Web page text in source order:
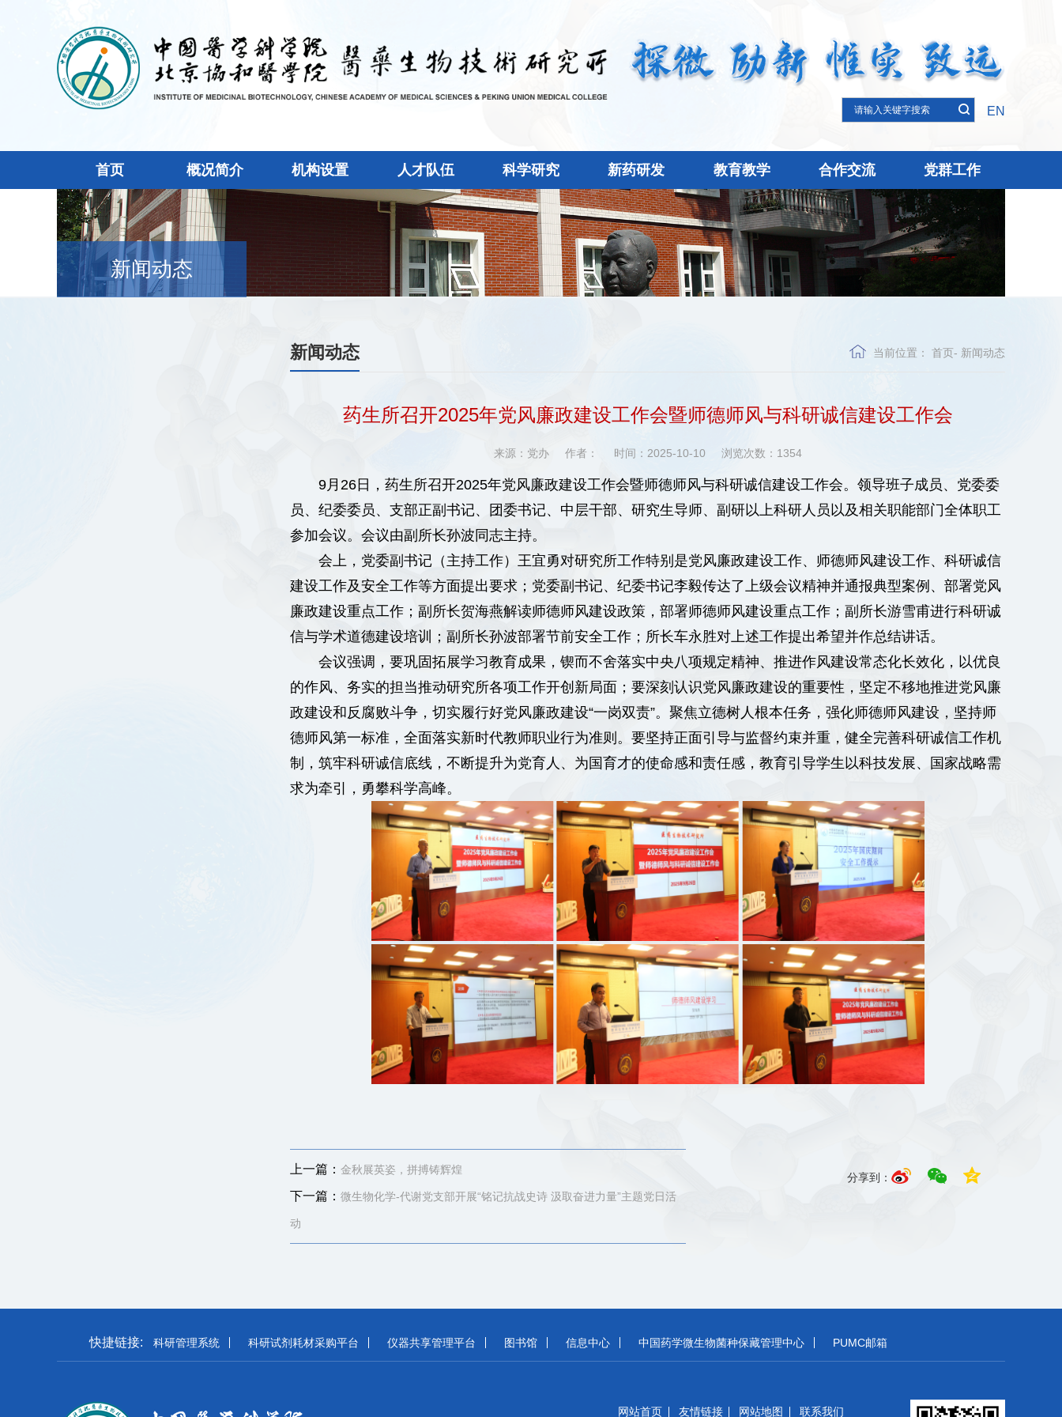
EN
首页 概况简介 机构设置 人才队伍 科学研究 新药研发 教育教学 合作交流 党群工作
新闻动态
新闻动态 当前位置： 首页- 新闻动态
药生所召开2025年党风廉政建设工作会暨师德师风与科研诚信建设工作会
来源：党办 作者： 时间：2025-10-10 浏览次数： 1354
9月26日，药生所召开2025年党风廉政建设工作会暨师德师风与科研诚信建设工作会。领导班子成员、党委委
员、纪委委员、支部正副书记、团委书记、中层干部、研究生导师、副研以上科研人员以及相关职能部门全体职工
参加会议。会议由副所长孙波同志主持。
会上，党委副书记（主持工作）王宜勇对研究所工作特别是党风廉政建设工作、师德师风建设工作、科研诚信
建设工作及安全工作等方面提出要求；党委副书记、纪委书记李毅传达了上级会议精神并通报典型案例、部署党风
廉政建设重点工作；副所长贺海燕解读师德师风建设政策，部署师德师风建设重点工作；副所长游雪甫进行科研诚
信与学术道德建设培训；副所长孙波部署节前安全工作；所长车永胜对上述工作提出希望并作总结讲话。
会议强调，要巩固拓展学习教育成果，锲而不舍落实中央八项规定精神、推进作风建设常态化长效化，以优良
的作风、务实的担当推动研究所各项工作开创新局面；要深刻认识党风廉政建设的重要性，坚定不移地推进党风廉
政建设和反腐败斗争，切实履行好党风廉政建设“一岗双责”。聚焦立德树人根本任务，强化师德师风建设，坚持师
德师风第一标准，全面落实新时代教师职业行为准则。要坚持正面引导与监督约束并重，健全完善科研诚信工作机
制，筑牢科研诚信底线，不断提升为党育人、为国育才的使命感和责任感，教育引导学生以科技发展、国家战略需
求为牵引，勇攀科学高峰。
上一篇： 金秋展英姿，拼搏铸辉煌
下一篇： 微生物化学-代谢党支部开展“铭记抗战史诗 汲取奋进力量”主题党日活
动
分享到：
快捷链接: 科研管理系统 科研试剂耗材采购平台 仪器共享管理平台 图书馆 信息中心 中国药学微生物菌种保藏管理中心 PUMC邮箱
网站首页 友情链接 网站地图 联系我们